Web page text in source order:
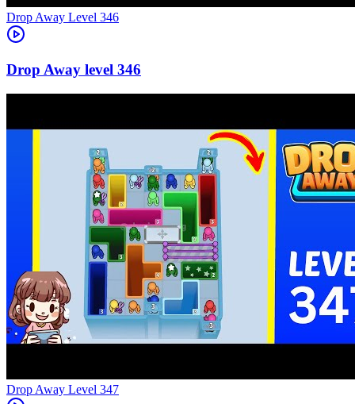
Level 346
346
Level 347